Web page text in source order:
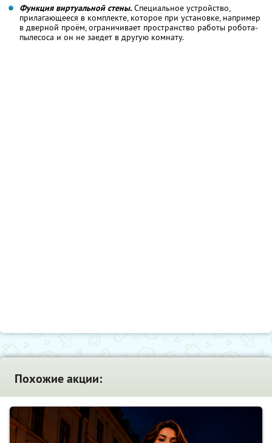
Функция виртуальной стены. Специальное устройство,
прилагающееся в комплекте, которое при установке, например
в дверной проём, ограничивает пространство работы робота-
пылесоса и он не заедет в другую комнату.
Похожие акции: